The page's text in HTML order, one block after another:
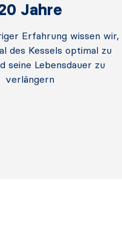
Jahre
Erfahrung wissen wir,
des Kessels optimal zu
seine Lebensdauer zu
verlängern